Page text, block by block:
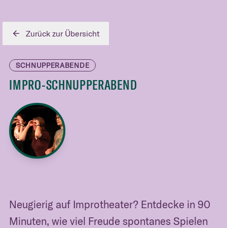
Zurück zur Übersicht
SCHNUPPERABENDE
IMPRO-SCHNUPPERABEND
Neugierig auf Improtheater? Entdecke in 90
Minuten, wie viel Freude spontanes Spielen